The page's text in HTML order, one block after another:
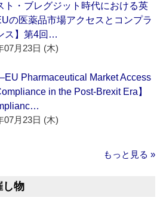
ト・ブレグジット時代における英
の医薬品市場アクセスとコンプラ
ス】第4回…
07月23日 (木)
Pharmaceutical Market Access
in the Post-Brexit Era】
07月23日 (木)
もっと見る »
し物